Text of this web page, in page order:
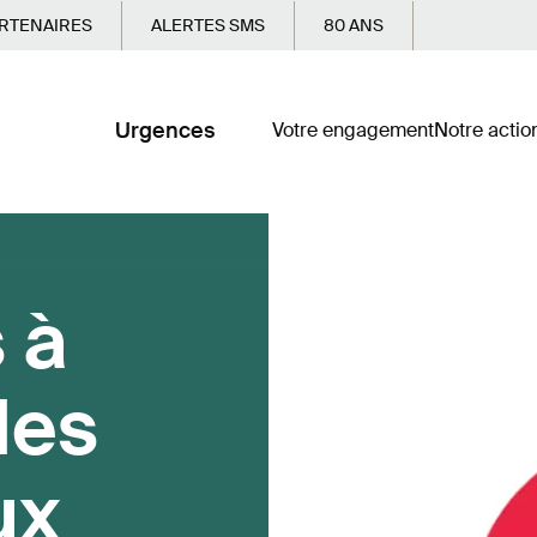
ALERTES SMS 80 ANS
Urgences Votre engagementNotre
à